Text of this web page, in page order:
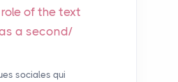
of the text
a second/
sociales qui